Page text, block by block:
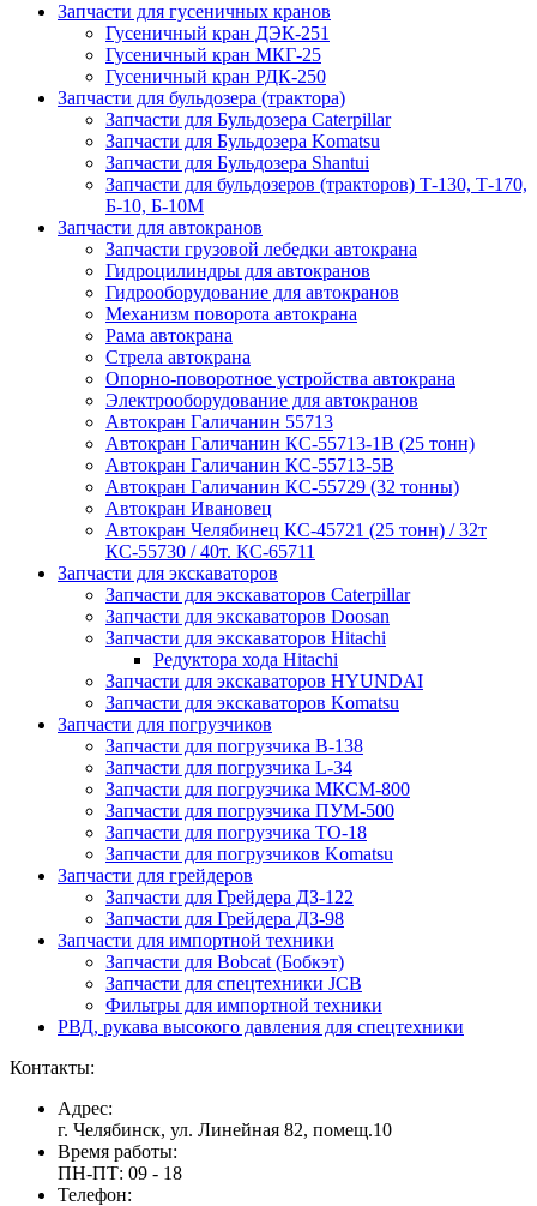
Запчасти для гусеничных кранов
Гусеничный кран ДЭК-251
Гусеничный кран МКГ-25
Гусеничный кран РДК-250
Запчасти для бульдозера (трактора)
Запчасти для Бульдозера Caterpillar
Запчасти для Бульдозера Komatsu
Запчасти для Бульдозера Shantui
Запчасти для бульдозеров (тракторов) Т-130, Т-170,
Б-10, Б-10М
Запчасти для автокранов
Запчасти грузовой лебедки автокрана
Гидроцилиндры для автокранов
Гидрооборудование для автокранов
Механизм поворота автокрана
Рама автокрана
Стрела автокрана
Опорно-поворотное устройства автокрана
Электрооборудование для автокранов
Автокран Галичанин 55713
Автокран Галичанин КС-55713-1В (25 тонн)
Автокран Галичанин КС-55713-5В
Автокран Галичанин КС-55729 (32 тонны)
Автокран Ивановец
Автокран Челябинец КС-45721 (25 тонн) / 32т
КС-55730 / 40т. КС-65711
Запчасти для экскаваторов
Запчасти для экскаваторов Caterpillar
Запчасти для экскаваторов Doosan
Запчасти для экскаваторов Hitachi
Редуктора хода Hitachi
Запчасти для экскаваторов HYUNDAI
Запчасти для экскаваторов Komatsu
Запчасти для погрузчиков
Запчасти для погрузчика B-138
Запчасти для погрузчика L-34
Запчасти для погрузчика МКСМ-800
Запчасти для погрузчика ПУМ-500
Запчасти для погрузчика ТО-18
Запчасти для погрузчиков Komatsu
Запчасти для грейдеров
Запчасти для Грейдера ДЗ-122
Запчасти для Грейдера ДЗ-98
Запчасти для импортной техники
Запчасти для Bobcat (Бобкэт)
Запчасти для спецтехники JCB
Фильтры для импортной техники
РВД, рукава высокого давления для спецтехники
Контакты:
Адрес:
г. Челябинск, ул. Линейная 82, помещ.10
Время работы:
ПН-ПТ: 09 - 18
Телефон: